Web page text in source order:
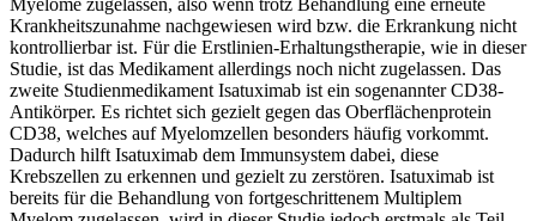
Krankheitszunahme nachgewiesen wird bzw. die Erkrankung nicht
kontrollierbar ist. Für die Erstlinien-Erhaltungstherapie, wie in dieser
Studie, ist das Medikament allerdings noch nicht zugelassen. Das
zweite Studienmedikament Isatuximab ist ein sogenannter CD38-
Antikörper. Es richtet sich gezielt gegen das Oberflächenprotein
CD38, welches auf Myelomzellen besonders häufig vorkommt.
Dadurch hilft Isatuximab dem Immunsystem dabei, diese
Krebszellen zu erkennen und gezielt zu zerstören. Isatuximab ist
bereits für die Behandlung von fortgeschrittenem Multiplem